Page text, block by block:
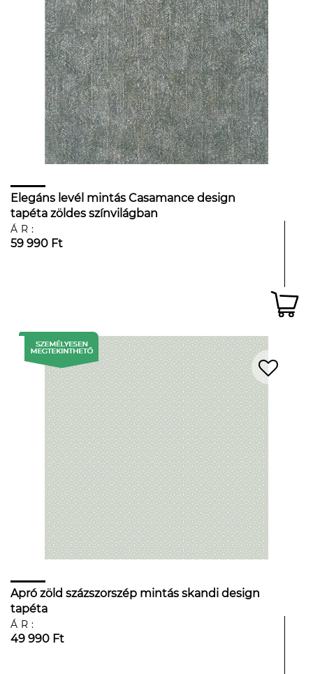
Elegáns levél mintás Casamance design
tapéta zöldes színvilágban
ÁR:
59 990 Ft
Apró zöld százszorszép mintás skandi design
tapéta
ÁR:
49 990 Ft